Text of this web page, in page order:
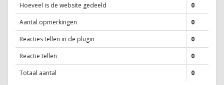
Hoeveel is de website gedeeld
0
Aantal opmerkingen
0
Reacties tellen in de plugin
0
Reactie tellen
0
Totaal aantal
0